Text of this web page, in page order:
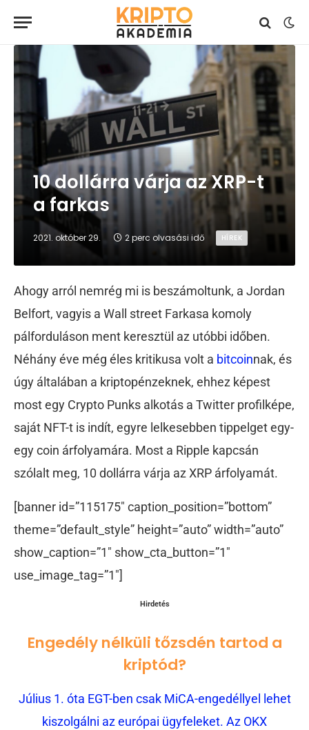
10 dollárra várja az XRP-t
a farkas
2021. október 29. 2 perc olvasási idő HÍREK
Ahogy arról nemrég mi is beszámoltunk, a Jordan
Belfort, vagyis a Wall street Farkasa komoly
pálforduláson ment keresztül az utóbbi időben.
Néhány éve még éles kritikusa volt a bitcoinnak, és
úgy általában a kriptopénzeknek, ehhez képest
most egy Crypto Punks alkotás a Twitter profilképe,
saját NFT-t is indít, egyre lelkesebben tippelget egy-
egy coin árfolyamára. Most a Ripple kapcsán
szólalt meg, 10 dollárra várja az XRP árfolyamát.
[banner id=”115175″ caption_position=”bottom”
theme=”default_style” height=”auto” width=”auto”
show_caption=”1″ show_cta_button=”1″
use_image_tag=”1″]
Hirdetés
Engedély nélküli tőzsdén tartod a
kriptód?
Július 1. óta EGT-ben csak MiCA-engedéllyel lehet
kiszolgálni az európai ügyfeleket. Az OKX